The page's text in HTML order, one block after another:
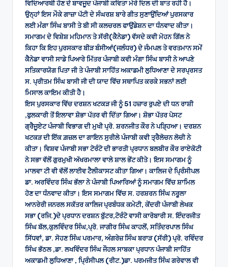
ਵਿਦਿਆਰਥੀ ਹੌਣ ਦੇ ਬਾਵਜੂਦ ਪੰਜਾਬੀ ਕਵਿਤਾ ਮੇਰੇ ਦਿਲ ਦੀ ਬਾਤ ਰਹੀ ਹੈ।
ਉਨ੍ਹਾਂ ਇਸ ਮੌਕੇ ਗਾਜ਼ਾ ਪੱਟੀ ਦੇ ਸੰਘਰਸ਼ ਬਾਰੇ ਗੀਤ ਸੁਣਾਉਂਦਿਆਂ ਪੁਰਸਕਾਰ
ਲਈ ਮੰਗਾ ਸਿੰਘ ਬਾਸੀ ਤੇ ਬੀ ਸੀ ਕਲਚਰਲ ਫਾਉਂਡੇਸ਼ਨ ਦਾ ਧੰਨਵਾਦ ਕੀਤਾ।
ਸਮਾਗਮ ਦੇ ਵਿਸ਼ੇਸ਼ ਮਹਿਮਾਨ ਤੇ ਸੱਰੀ(ਕੈਨੇਡਾ) ਵੱਸਦੇ ਕਵੀ ਮੋਹਨ ਗਿੱਲ ਨੇ
ਕਿਹਾ ਕਿ ਇਹ ਪੁਰਸਕਾਰ ਬੀੜ ਬੰਸੀਆਂ(ਜਲੰਧਰ) ਦੇ ਜੰਮਪਲ ਤੇ ਵਰਤਮਾਨ ਸਮੇਂ
ਕੈਨੇਡਾ ਵਾਸੀ ਸਾਡੇ ਪਿਆਰੇ ਮਿੱਤਰ ਪੰਜਾਬੀ ਕਵੀ ਮੰਗਾ ਸਿੰਘ ਬਾਸੀ ਨੇ ਆਪਣੇ
ਸਤਿਕਾਰਯੋਗ ਪਿਤਾ ਜੀ ਤੇ ਪੰਜਾਬੀ ਸਾਹਿੱਤ ਅਕਾਡਮੀ ਲੁਧਿਆਣਾ ਦੇ ਸਰਪ੍ਰਸਤ
ਸ. ਪ੍ਰੀਤਮ ਸਿੰਘ ਬਾਸੀ ਜੀ ਦੀ ਯਾਦ ਵਿੱਚ ਸਥਾਪਿਤ ਕਰਕੇ ਸਭਨਾਂ ਲਈ
ਮਿਸਾਲ ਕਾਇਮ ਕੀਤੀ ਹੈ।
ਇਸ ਪੁਰਸਕਾਰ ਵਿੱਚ ਦਰਸ਼ਨ ਖਟਕੜ ਜੀ ਨੂੰ 51 ਹਜ਼ਾਰ ਰੁਪਏ ਦੀ ਧਨ ਰਾਸ਼ੀ
,ਫੁਲਕਾਰੀ ਤੋਂ ਇਲਾਵਾ ਸ਼ੋਭਾ ਪੱਤਰ ਵੀ ਦਿੱਤਾ ਗਿਆ। ਸ਼ੋਭਾ ਪੱਤਰ ਪੋਸਟ
ਗ੍ਰੈਜੂਏਟ ਪੰਜਾਬੀ ਵਿਭਾਗ ਦੀ ਮੁਖੀ ਪ੍ਰੋ. ਸ਼ਰਨਜੀਤ ਕੌਰ ਨੇ ਪੜ੍ਹਿਆ। ਦਰਸ਼ਨ
ਖਟਕੜ ਦੀ ਇੱਕ ਗ਼ਜ਼ਲ ਦਾ ਗਾਇਨ ਸੁਰੀਲੇ ਪੰਜਾਬੀ ਕਵੀ ਤ੍ਰੈਲੋਚਨ ਲੋਚੀ ਨੇ
ਕੀਤਾ। ਵਿਸ਼ਵ ਪੰਜਾਬੀ ਸਭਾ ਟੋਰੰਟੋ ਦੀ ਭਾਰਤੀ ਪ੍ਰਧਾਨ ਬਲਬੀਰ ਕੌਰ ਰਾਏਕੋਟੀ
ਨੇ ਸਭਾ ਵੱਲੋਂ ਗੁਰਮੁਖੀ ਅੱਖਰਮਾਲਾ ਵਾਲੇ ਸ਼ਾਲ ਭੇਂਟ ਕੀਤੇ। ਇਸ ਸਮਾਗਮ ਨੂੰ
ਮਾਲਵਾ ਟੀ ਵੀ ਵੱਲੋਂ ਲਾਈਵ ਟੈਲੀਕਾਸਟ ਕੀਤਾ ਗਿਆ। ਕਾਲਿਜ ਦੇ ਪ੍ਰਿੰਸੀਪਲ
ਡਾ. ਅਰਵਿੰਦਰ ਸਿੰਘ ਭੱਲਾ ਨੇ ਪੰਜਾਬੀ ਪਿਆਰਿਆਂ ਨੂੰ ਸਮਾਗਮ ਵਿੱਚ ਸ਼ਾਮਿਲ
ਹੋਣ ਦਾ ਧੰਨਵਾਦ ਕੀਤਾ। ਇਸ ਸਮਾਗਮ ਵਿੱਚ ਸ. ਹਰਸ਼ਰਨ ਸਿੰਘ ਨਰੂਲਾ
ਆਨਰੇਰੀ ਜਨਰਲ ਸਕੱਤਰ ਕਾਲਿਜ ਪ੍ਰਬੰਧਕ ਕਮੇਟੀ, ਕੇਂਦਰੀ ਪੰਜਾਬੀ ਲੇਖਕ
ਸਭਾ (ਰਜਿ.)ਦੇ ਪ੍ਰਧਾਨ ਦਰਸ਼ਨ ਬੁੱਟਰ,ਟੋਰੰਟੋ ਵਾਸੀ ਕਾਰੋਬਾਰੀ ਸ. ਇੰਦਰਜੀਤ
ਸਿੰਘ ਬੱਲ,ਕੁਲਵਿੰਦਰ ਸਿੰਘ,ਪ੍ਰੋ. ਜਾਗੀਰ ਸਿੰਘ ਕਾਹਲੋਂ, ਸਤਿੰਦਰਪਾਲ ਸਿੰਘ
ਸਿੱਧਵਾਂ, ਡਾ. ਸੋਹਣ ਸਿੰਘ ਪਰਮਾਰ, ਅੰਗਰੇਜ਼ ਸਿੰਘ ਬਰਾੜ (ਸੱਰੀ) ਪ੍ਰੋ. ਰਵਿੰਦਰ
ਸਿੰਘ ਭੱਠਲ ,ਡਾ. ਲਖਵਿੰਦਰ ਸਿੰਘ ਜੌਹਲ ਸਾਬਕਾ ਪ੍ਰਧਾਨ ਪੰਜਾਬੀ ਸਾਹਿੱਤ
ਅਕਾਡਮੀ ਲੁਧਿਆਣਾ , ਪ੍ਰਿੰਸੀਪਲ (ਰੀਟ.)ਡਾ. ਪਰਮਜੀਤ ਸਿੰਘ ਗਰੇਵਾਲ ਵੀ